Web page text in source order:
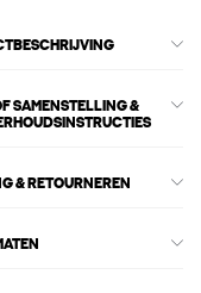
SAMENSTELLING &
& RETOURNEREN